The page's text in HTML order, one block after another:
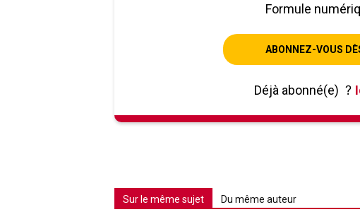
Formule
ABONNEZ-VOUS
Déjà abonné(e) ?
Sur le même sujet Du même auteur